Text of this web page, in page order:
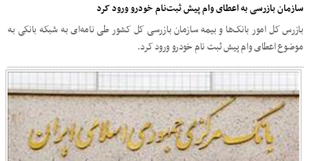
سازمان بازرسی به اعطای وام پیش ثبت‌نام خودرو ورود کرد
بازرس کل امور بانک‌ها و بیمه سازمان بازرسی کل کشور طی نامه‌ای به شبکه بانکی به
موضوع اعطای وام پیش ثبت نام خودرو ورود کرد.